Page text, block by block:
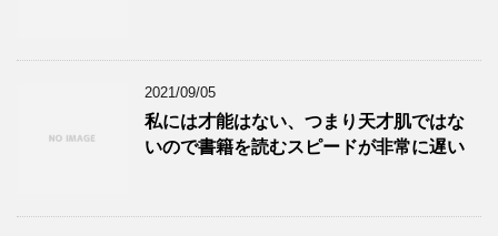
2021/09/05
私には才能はない、つまり天才肌ではな
いので書籍を読むスピードが非常に遅い